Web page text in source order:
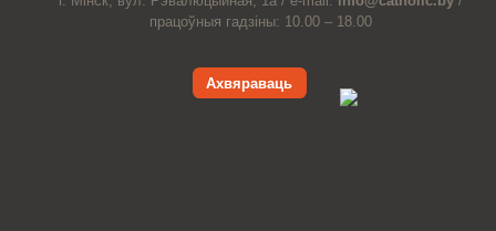
працоўныя гадзіны: 10.00 – 18.00
Ахвяраваць